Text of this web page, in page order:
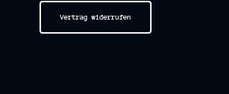
Vertrag widerrufen